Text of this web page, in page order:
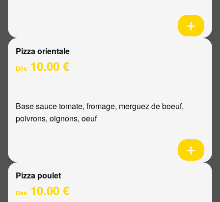
Pizza orientale
Dès 10.00 €
Base sauce tomate, fromage, merguez de boeuf,
poivrons, oignons, oeuf
Pizza poulet
Dès 10.00 €